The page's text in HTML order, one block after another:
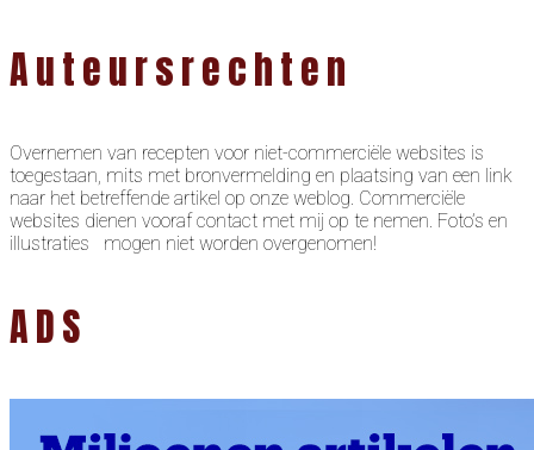
Auteursrechten
Overnemen van recepten voor niet-commerciële websites is
toegestaan, mits met bronvermelding en plaatsing van een link
naar het betreffende artikel op onze weblog. Commerciële
websites dienen vooraf contact met mij op te nemen. Foto’s en
illustraties mogen niet worden overgenomen!
ADS